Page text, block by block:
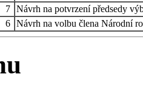
7 Návrh na potvrzení předsedy
6 Návrh na volbu člena Národní